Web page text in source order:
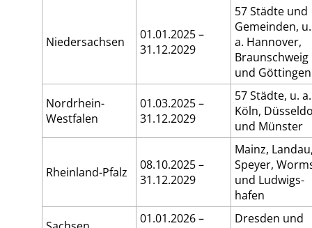
Nieder­sachsen
01.01.2025 –
31.12.2029
57 Städte und
Gemeinden, u.
a. Hannover,
Braun­schweig
und Göttin­gen
Nord­rhein-
West­falen
01.03.2025 –
31.12.2029
57 Städte, u. a.
Köln,
und Münster
Rhein­land-Pfalz
08.10.2025 –
31.12.2029
Mainz,
Speyer,
und Lud­wigs­
hafen
01.01.2026 –
Dresden und